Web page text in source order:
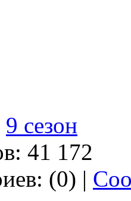
9 сезон
41 172
(0) |